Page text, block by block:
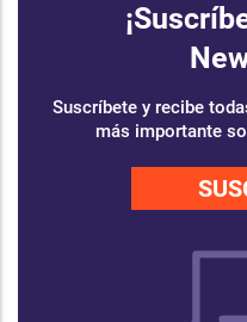
Suscríbete y recibe
más importante